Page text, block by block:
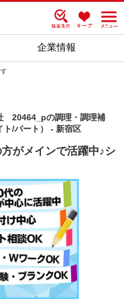
企業情報
20464_pの調理・調理補
ト/パート） - 新宿区
がメインで活躍中♪シ